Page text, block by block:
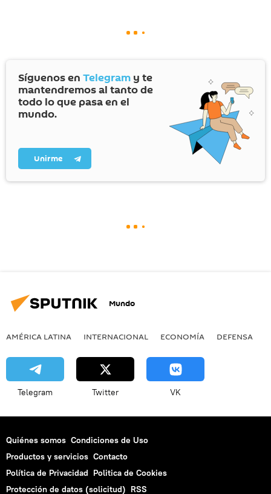
Síguenos en Telegram y te
mantendremos al tanto de
todo lo que pasa en el
mundo.
Unirme
Mundo
AMÉRICA LATINA INTERNACIONAL ECONOMÍA DEFENSA
Telegram Twitter VK
Quiénes somos Condiciones de Uso
Productos y servicios Contacto
Política de Privacidad Politica de Cookies
Protección de datos (solicitud) RSS